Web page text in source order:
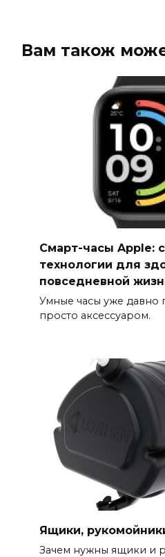
Вам також
Смарт-часы Apple:
технологии для
повседневной
Умные часы уже давно
просто аксессуаром.
Ящики,
Зачем нужны ящики и